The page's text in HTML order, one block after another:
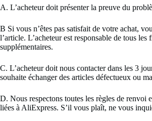
A. L’acheteur doit présenter la preuve du
B Si vous n’êtes pas satisfait de votre achat,
l’article. L’acheteur est responsable de tous les
supplémentaires.
C. L’acheteur doit nous contacter dans les 3
souhaite échanger des articles défectueux ou
D. Nous respectons toutes les règles de renvoi
liées à AliExpress. S’il vous plaît, ne vous